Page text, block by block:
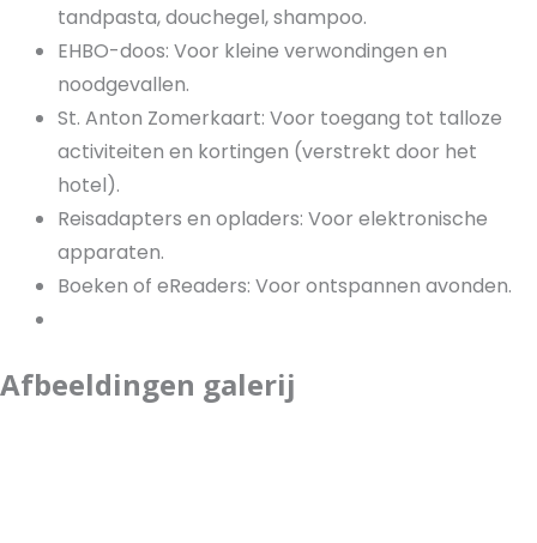
tandpasta, douchegel, shampoo.
EHBO-doos: Voor kleine verwondingen en
noodgevallen.
St. Anton Zomerkaart: Voor toegang tot talloze
activiteiten en kortingen (verstrekt door het
hotel).
Reisadapters en opladers: Voor elektronische
apparaten.
Boeken of eReaders: Voor ontspannen avonden.
Afbeeldingen galerij